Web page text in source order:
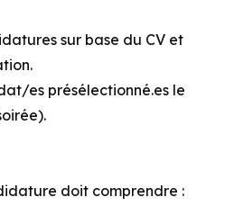
sur base du CV et
es présélectionné.es le
doit comprendre :